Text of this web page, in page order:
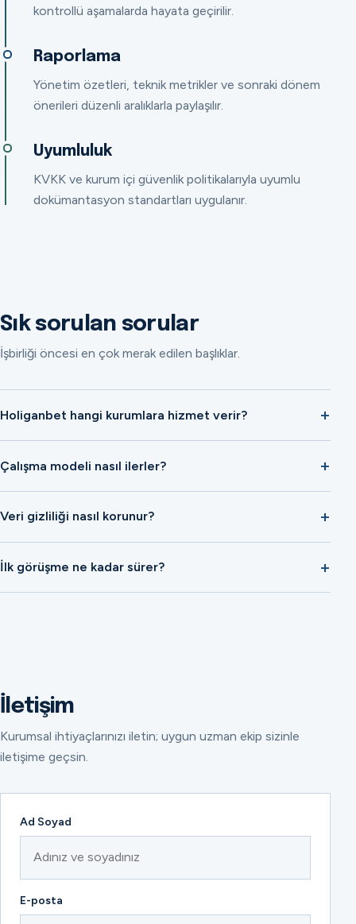
kontrollü aşamalarda hayata geçirilir.
Raporlama
Yönetim özetleri, teknik metrikler ve sonraki dönem
önerileri düzenli aralıklarla paylaşılır.
Uyumluluk
KVKK ve kurum içi güvenlik politikalarıyla uyumlu
dokümantasyon standartları uygulanır.
Sık sorulan sorular
İşbirliği öncesi en çok merak edilen başlıklar.
Holiganbet hangi kurumlara hizmet verir?
Çalışma modeli nasıl ilerler?
Veri gizliliği nasıl korunur?
İlk görüşme ne kadar sürer?
İletişim
Kurumsal ihtiyaçlarınızı iletin; uygun uzman ekip sizinle
iletişime geçsin.
Ad Soyad
E-posta